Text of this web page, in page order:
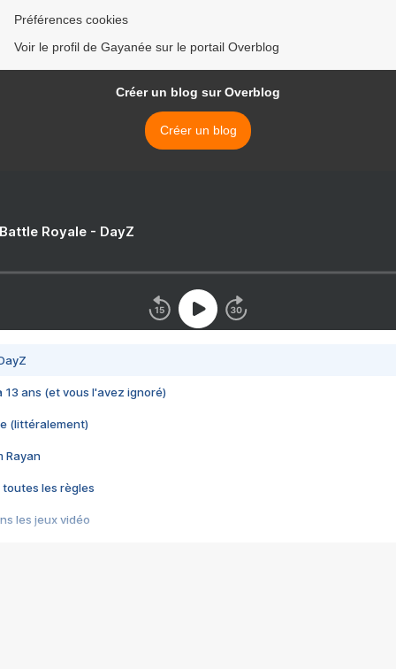
Préférences cookies
Voir le profil de Gayanée sur le portail Overblog
Créer un blog sur Overblog
Créer un blog
Royale - DayZ
13 ans (et vous l'avez ignoré)
(littéralement)
Rayan
toutes les règles
les jeux vidéo